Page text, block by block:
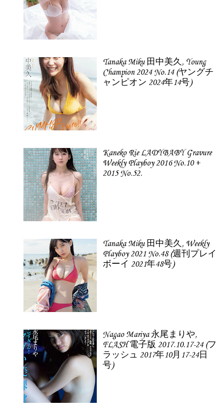
Tanaka Miku 田中美久, Young
Champion 2024 No.14 (ヤングチ
ャンピオン 2024年14号)
Kaneko Rie LADYBABY Gravure
Weekly Playboy 2016 No.10 +
2015 No.52.
Tanaka Miku 田中美久, Weekly
Playboy 2021 No.48 (週刊プレイ
ボーイ 2021年48号)
Nagao Mariya 永尾まりや,
FLASH 電子版 2017.10.17-24 (フ
ラッシュ 2017年10月17-24日
号)